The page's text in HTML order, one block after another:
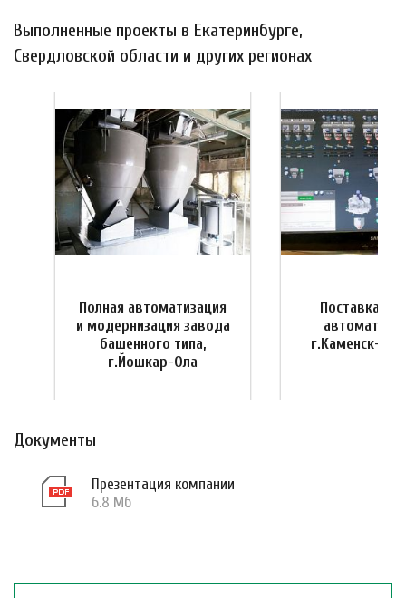
Выполненные проекты в Екатеринбурге,
Свердловской области и других регионах
Полная автоматизация
и модернизация завода
башенного типа,
г.Йошкар-Ола
Поставка
г.Каменск-
Документы
Презентация компании
6.8 Мб